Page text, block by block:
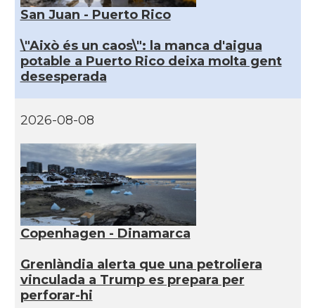
San Juan - Puerto Rico
\"Això és un caos\": la manca d'aigua
potable a Puerto Rico deixa molta gent
desesperada
2026-08-08
Copenhagen - Dinamarca
Grenlàndia alerta que una petroliera
vinculada a Trump es prepara per
perforar-hi